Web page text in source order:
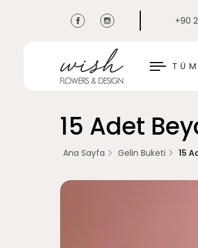
+90
KAPAT
15 Adet
Ana Sayfa Gelin Buketi 15